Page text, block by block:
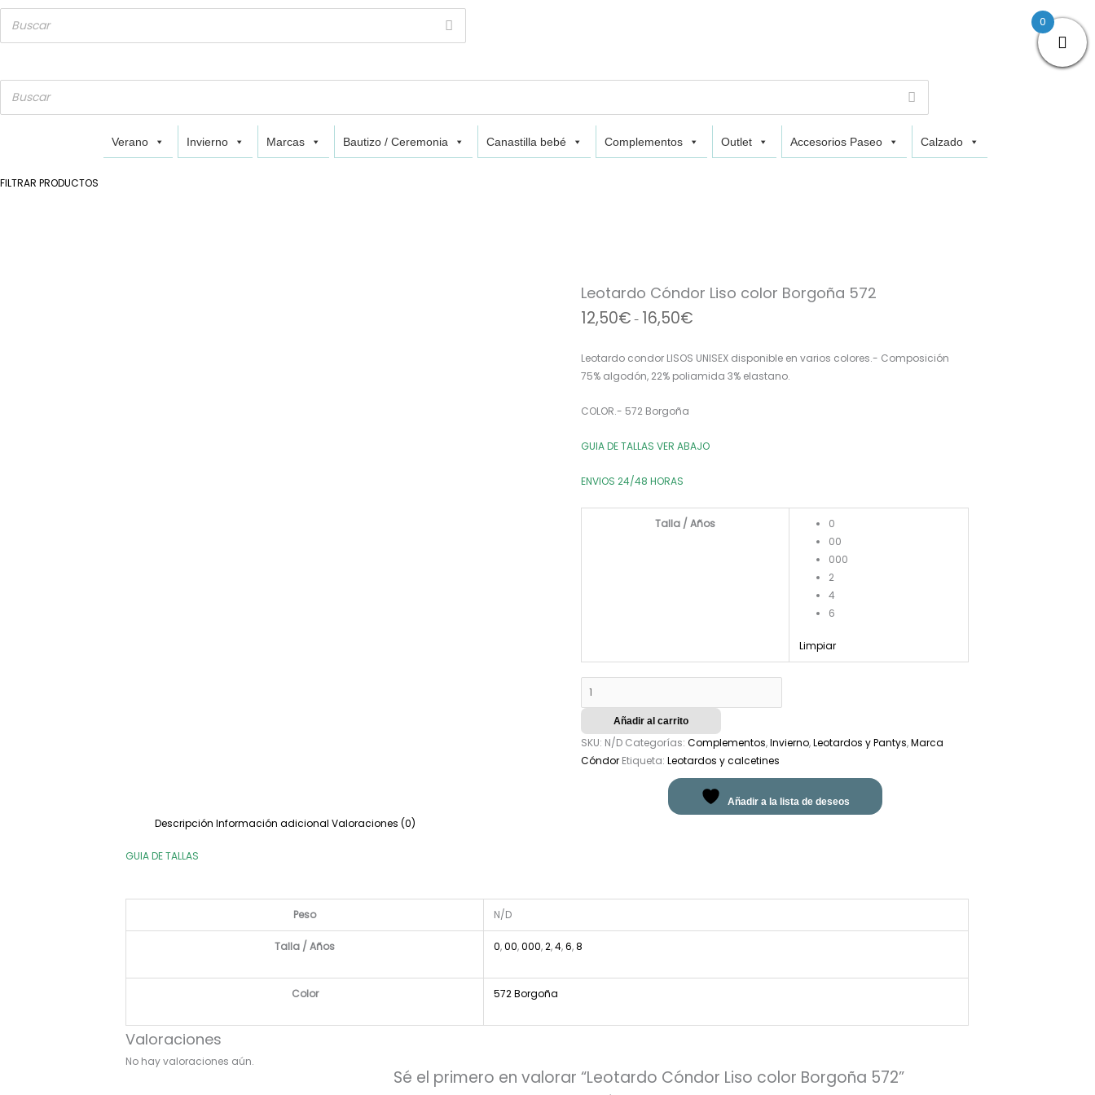
Verano Invierno Marcas Bautizo / Ceremonia Canastilla bebé Complementos Outlet Accesorios Paseo Calzado
FILTRAR PRODUCTOS
Leotardo Cóndor Liso color Borgoña 572
12,50€ - 16,50€
desde
Leotardo condor LISOS UNISEX disponible en varios colores.- Composición
75% algodón, 22% poliamida 3% elastano.
COLOR.- 572 Borgoña
GUIA DE TALLAS VER ABAJO
ENVIOS 24/48 HORAS
Talla / Años
0
00
000
2
4
6
Limpiar
color
Borgoña
572
Añadir al carrito
SKU: N/D Categorías:Complementos,Invierno,Leotardos y Pantys,Marca
Cóndor Etiqueta:Leotardos y calcetines
Añadir a la lista de deseos
Descripción Información adicional Valoraciones (0)
GUIA DE TALLAS
Peso N/D
Talla / Años 0,00,000,2,4,6,8
Color 572 Borgoña
Valoraciones
No hay valoraciones aún.
Sé el primero en valorar “Leotardo Cóndor Liso color Borgoña 572”
0